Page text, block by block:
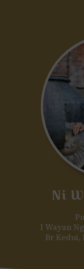
Ni
I Wayan
Br Kedui,